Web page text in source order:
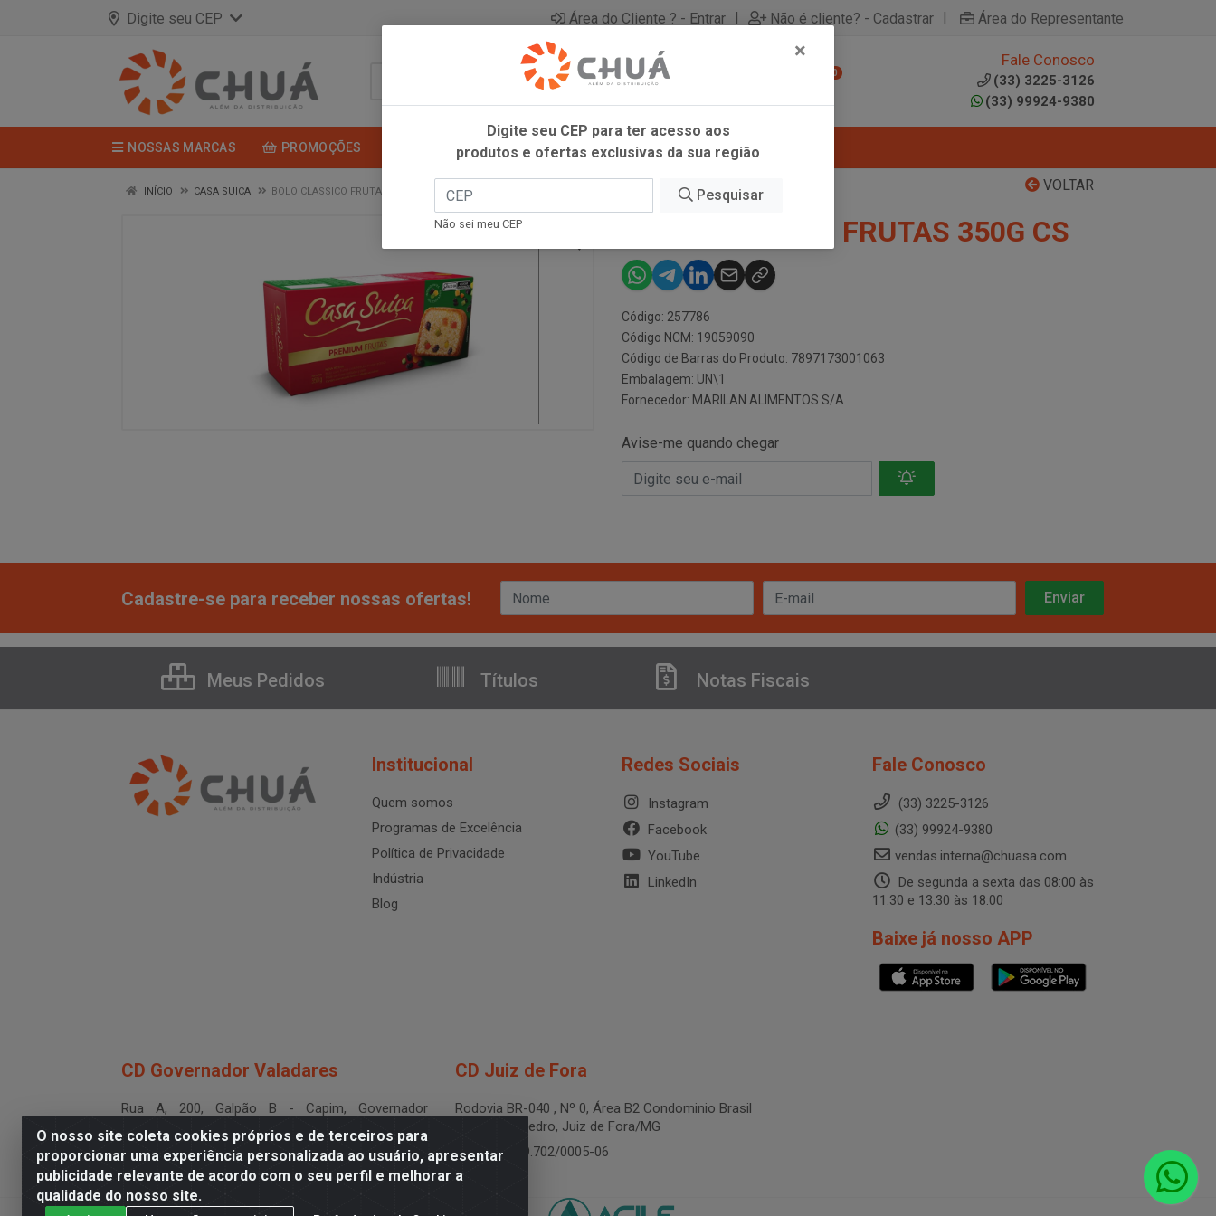
Digite seu CEP Área do Cliente ? - Entrar | Não é cliente? - Cadastrar | Área do Representante
0
Fale Conosco
(33) 3225-3126
(33) 99924-9380
NOSSAS MARCAS PROMOÇÕES
VOLTAR
INÍCIO CASA SUICA BOLO CLASSICO FRUTAS 350G CS
BOLO CLASSICO FRUTAS 350G CS
Código: 257786
Código NCM: 19059090
Código de Barras do Produto: 7897173001063
Embalagem: UN\1
Fornecedor: MARILAN ALIMENTOS S/A
Avise-me quando chegar
O nosso site coleta cookies próprios e de terceiros para
proporcionar uma experiência personalizada ao usuário, apresentar
publicidade relevante de acordo com o seu perfil e melhorar a
qualidade do nosso site.
Cadastre-se para receber nossas ofertas!
Meus Pedidos Títulos Notas Fiscais
Institucional
Quem somos
Programas de Excelência
Política de Privacidade
Indústria
Blog
Redes Sociais
Instagram
Facebook
YouTube
LinkedIn
Fale Conosco
(33) 3225-3126
(33) 99924-9380
vendas.interna@chuasa.com
De segunda a sexta das 08:00 às
11:30 e 13:30 às 18:00
Baixe já nosso APP
CD Governador Valadares
Rua A, 200, Galpão B - Capim, Governador
Valadares/MG - CEP 35.024-400
CNPJ 19.199.702/0003-36
CD Juiz de Fora
Rodovia BR-040 , Nº 0, Área B2 Condominio Brasil
LOG - São Pedro, Juiz de Fora/MG
CNPJ 19.199.702/0005-06
×
Digite seu CEP para ter acesso aos
produtos e ofertas exclusivas da sua região
Pesquisar
Não sei meu CEP